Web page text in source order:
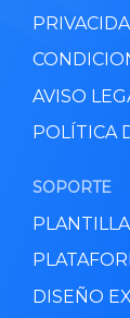
AVISO
POLÍTICA
SOPORTE
DISEÑO